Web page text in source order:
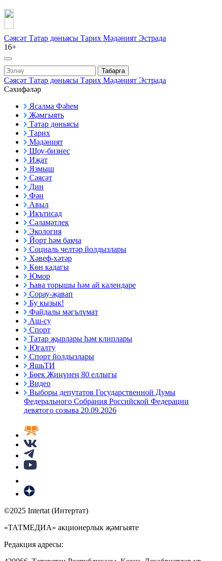
Сәясәт Татар дөньясы Тарих Мәдәният Эстрада
16+
Табарга
Сәясәт Татар дөньясы Тарих Мәдәният Эстрада
Сәхифәләр
Ясалма Фәһем
Җәмгыять
Татар дөньясы
Тарих
Мәдәният
Шоу-бизнес
Иҗат
Язмыш
Сәясәт
Дин
Фән
Авыл
Икътисад
Сәламәтлек
Экология
Йорт һәм бакча
Социаль челтәр йолдызлары
Хәвеф-хәтәр
Көн кадагы
Юмор
Һава торышы һәм ай календаре
Сорау-җавап
Бу кызык!
Файдалы мәгълүмат
Аш-су
Спорт
Татар җырлары һәм клиплары
Югалту
Спорт йолдызлары
ЯшьТИ
Бөек Җиңүнең 80 еллыгы
Видео
Выборы депутатов Государственной Думы
Федерального Собрания Российской Федерации
девятого созыва 20.09.2026
©2025 Intertat (Интертат)
«ТАТМЕДИА» акционерлык җәмгыяте
Редакция адресы: